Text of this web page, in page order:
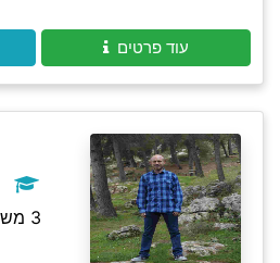
עוד פרטים
3 משובים